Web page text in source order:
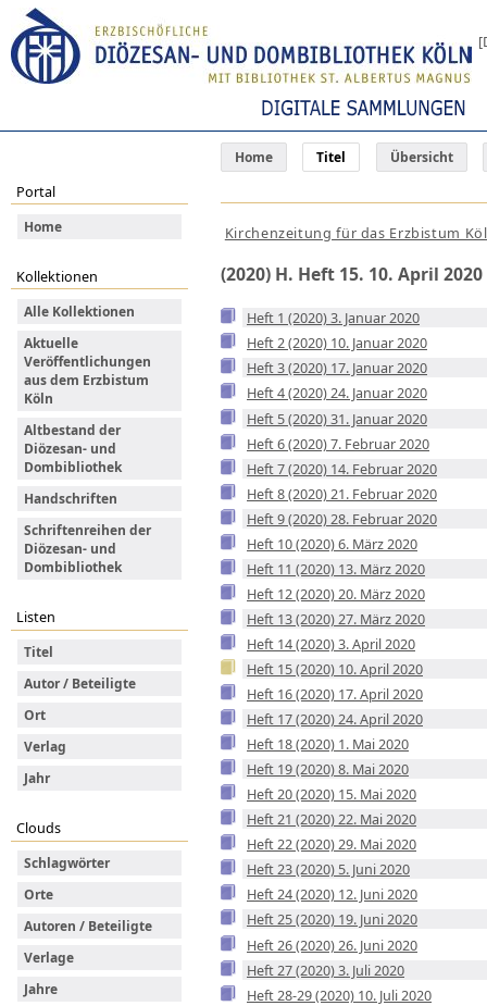
Home Titel Übersicht
Portal
Home
Kollektionen
Alle Kollektionen
Aktuelle
Veröffentlichungen
aus dem Erzbistum
Köln
Altbestand der
Diözesan- und
Dombibliothek
Handschriften
Schriftenreihen der
Diözesan- und
Dombibliothek
Listen
Titel
Autor / Beteiligte
Ort
Verlag
Jahr
Clouds
Schlagwörter
Orte
Autoren / Beteiligte
Verlage
Jahre
Kirchenzeitung für das Erzbistum
(2020) H. Heft 15. 10. April 2020
Heft 1 (2020) 3. Januar 2020
Heft 2 (2020) 10. Januar 2020
Heft 3 (2020) 17. Januar 2020
Heft 4 (2020) 24. Januar 2020
Heft 5 (2020) 31. Januar 2020
Heft 6 (2020) 7. Februar 2020
Heft 7 (2020) 14. Februar 2020
Heft 8 (2020) 21. Februar 2020
Heft 9 (2020) 28. Februar 2020
Heft 10 (2020) 6. März 2020
Heft 11 (2020) 13. März 2020
Heft 12 (2020) 20. März 2020
Heft 13 (2020) 27. März 2020
Heft 14 (2020) 3. April 2020
Heft 15 (2020) 10. April 2020
Heft 16 (2020) 17. April 2020
Heft 17 (2020) 24. April 2020
Heft 18 (2020) 1. Mai 2020
Heft 19 (2020) 8. Mai 2020
Heft 20 (2020) 15. Mai 2020
Heft 21 (2020) 22. Mai 2020
Heft 22 (2020) 29. Mai 2020
Heft 23 (2020) 5. Juni 2020
Heft 24 (2020) 12. Juni 2020
Heft 25 (2020) 19. Juni 2020
Heft 26 (2020) 26. Juni 2020
Heft 27 (2020) 3. Juli 2020
Heft 28-29 (2020) 10. Juli 2020